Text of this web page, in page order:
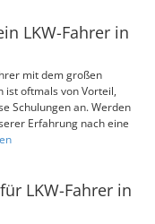
LKW-Fahrer in
mit dem großen
ist oftmals von Vorteil,
Schulungen an. Werden
Erfahrung nach eine
LKW-Fahrer in